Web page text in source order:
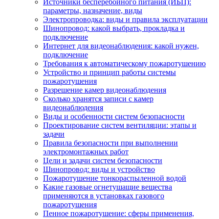
Источники бесперебойного питания (ИБП):
параметры, назначение, виды
Электропроводка: виды и правила эксплуатации
Шинопровод: какой выбрать, прокладка и
подключение
Интернет для видеонаблюдения: какой нужен,
подключение
Требования к автоматическому пожаротушению
Устройство и принцип работы системы
пожаротушения
Разрешение камер видеонаблюдения
Сколько хранятся записи с камер
видеонаблюдения
Виды и особенности систем безопасности
Проектирование систем вентиляции: этапы и
задачи
Правила безопасности при выполнении
электромонтажных работ
Цели и задачи систем безопасности
Шинопровод: виды и устройство
Пожаротушение тонкораспыленной водой
Какие газовые огнетушащие вещества
применяются в установках газового
пожаротушения
Пенное пожаротушение: сферы применения,